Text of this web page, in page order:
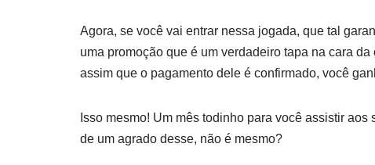
Agora, se você vai entrar nessa jogada, que tal
uma promoção que é um verdadeiro tapa na cara
assim que o pagamento dele é confirmado, você
Isso mesmo! Um mês todinho para você assistir
de um agrado desse, não é mesmo?